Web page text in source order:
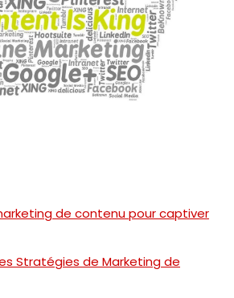
de contenu pour captiver
Stratégies de Marketing de